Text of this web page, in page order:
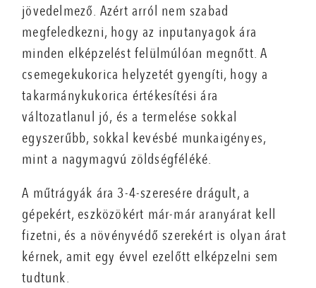
jövedelmező. Azért arról nem szabad
megfeledkezni, hogy az inputanyagok ára
minden elképzelést felülmúlóan megnőtt. A
csemegekukorica helyzetét gyengíti, hogy a
takarmánykukorica értékesítési ára
változatlanul jó, és a termelése sokkal
egyszerűbb, sokkal kevésbé munkaigényes,
mint a nagymagvú zöldségféléké.
A műtrágyák ára 3-4-szeresére drágult, a
gépekért, eszközökért már-már aranyárat kell
fizetni, és a növényvédő szerekért is olyan árat
kérnek, amit egy évvel ezelőtt elképzelni sem
tudtunk.